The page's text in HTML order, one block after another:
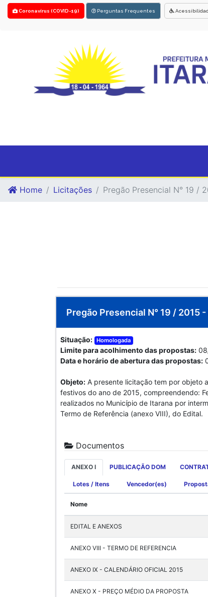
Coronavírus (COVID-19) Perguntas Frequentes
Home Licitações Pregão Presencial N° 19 /
Pregão Presencial N° 19 / 2015
Situação: Homologada
Limite para acolhimento das propostas:
Data e horário de abertura das propostas:
Objeto: A presente licitação tem por objeto
festivos do ano de 2015, compreendendo:
realizados no Município de Itarana por
Termo de Referência (anexo VIII), do Edital.
Documentos
ANEXO I PUBLICAÇÃO DOM
Lotes / Itens Vencedor(es)
Nome
EDITAL E ANEXOS
ANEXO VIII - TERMO DE REFERENCIA
ANEXO IX - CALENDÁRIO OFICIAL 2015
ANEXO X - PREÇO MÉDIO DA PROPOSTA